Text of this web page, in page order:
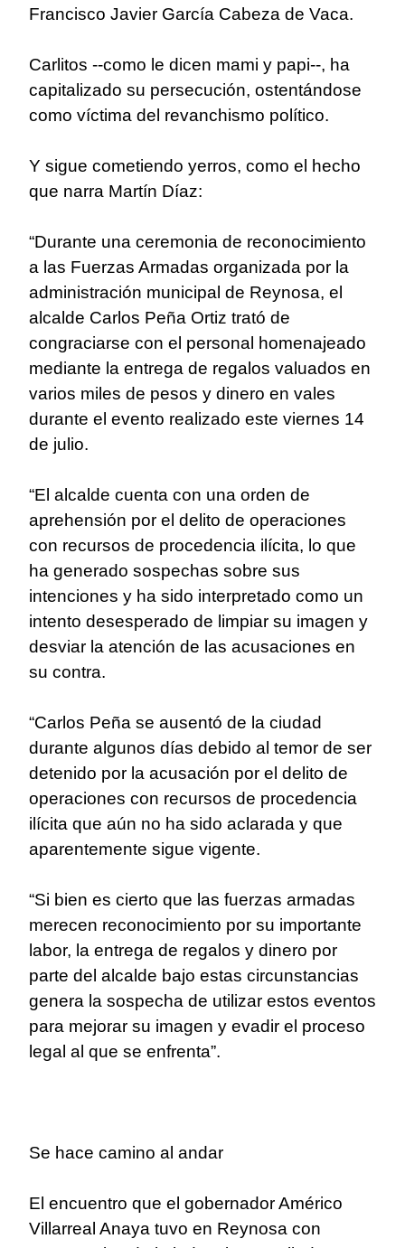
Francisco Javier García Cabeza de Vaca.
Carlitos --como le dicen mami y papi--, ha
capitalizado su persecución, ostentándose
como víctima del revanchismo político.
Y sigue cometiendo yerros, como el hecho
que narra Martín Díaz:
“Durante una ceremonia de reconocimiento
a las Fuerzas Armadas organizada por la
administración municipal de Reynosa, el
alcalde Carlos Peña Ortiz trató de
congraciarse con el personal homenajeado
mediante la entrega de regalos valuados en
varios miles de pesos y dinero en vales
durante el evento realizado este viernes 14
de julio.
“El alcalde cuenta con una orden de
aprehensión por el delito de operaciones
con recursos de procedencia ilícita, lo que
ha generado sospechas sobre sus
intenciones y ha sido interpretado como un
intento desesperado de limpiar su imagen y
desviar la atención de las acusaciones en
su contra.
“Carlos Peña se ausentó de la ciudad
durante algunos días debido al temor de ser
detenido por la acusación por el delito de
operaciones con recursos de procedencia
ilícita que aún no ha sido aclarada y que
aparentemente sigue vigente.
“Si bien es cierto que las fuerzas armadas
merecen reconocimiento por su importante
labor, la entrega de regalos y dinero por
parte del alcalde bajo estas circunstancias
genera la sospecha de utilizar estos eventos
para mejorar su imagen y evadir el proceso
legal al que se enfrenta”.
Se hace camino al andar
El encuentro que el gobernador Américo
Villarreal Anaya tuvo en Reynosa con